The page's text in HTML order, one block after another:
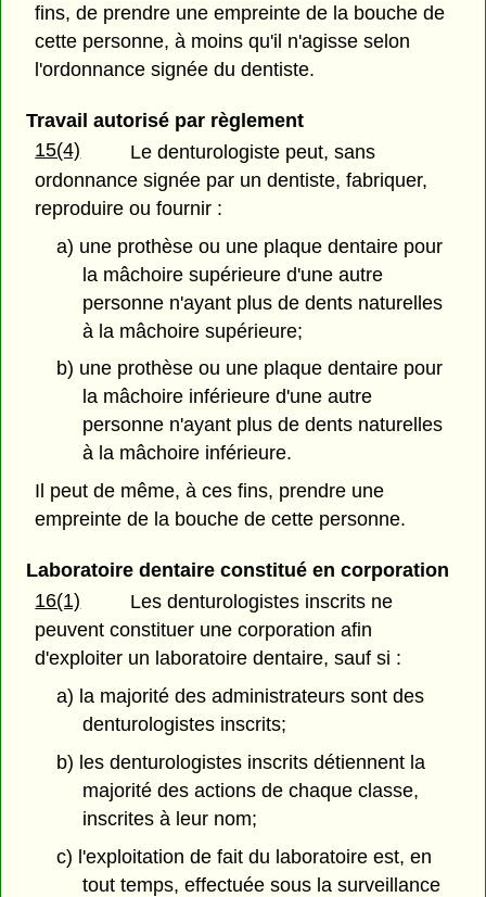
fins, de prendre une empreinte de la bouche de
cette personne, à moins qu'il n'agisse selon
l'ordonnance signée du dentiste.
Travail autorisé par règlement
15(4)
Le denturologiste peut, sans
ordonnance signée par un dentiste, fabriquer,
reproduire ou fournir :
a) une prothèse ou une plaque dentaire pour
la mâchoire supérieure d'une autre
personne n'ayant plus de dents naturelles
à la mâchoire supérieure;
b) une prothèse ou une plaque dentaire pour
la mâchoire inférieure d'une autre
personne n'ayant plus de dents naturelles
à la mâchoire inférieure.
Il peut de même, à ces fins, prendre une
empreinte de la bouche de cette personne.
Laboratoire dentaire constitué en corporation
16(1)
Les denturologistes inscrits ne
peuvent constituer une corporation afin
d'exploiter un laboratoire dentaire, sauf si :
a) la majorité des administrateurs sont des
denturologistes inscrits;
b) les denturologistes inscrits détiennent la
majorité des actions de chaque classe,
inscrites à leur nom;
c) l'exploitation de fait du laboratoire est, en
tout temps, effectuée sous la surveillance